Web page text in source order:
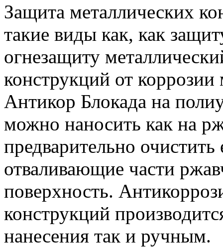
Защита металлических
такие виды как, как
огнезащиту
конструкций от
Антикор Блокада на
можно наносить как на
предварительно
отваливающие части
поверхность.
конструкций
нанесения так и ручным.